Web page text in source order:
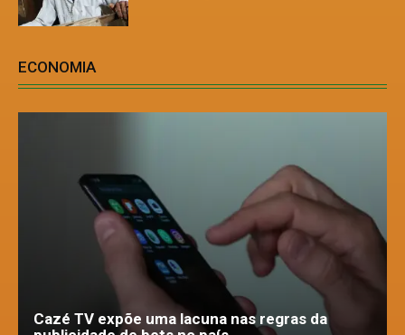
ECONOMIA
Cazé TV expõe uma lacuna nas regras da